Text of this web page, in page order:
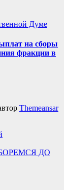
Думе
на сборы
фракции в
Themeansar
ДО